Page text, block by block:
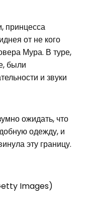
принцесса
от не кого
Мура. В туре,
были
и звуки
ожидать, что
одежду, и
эту границу.
Images)